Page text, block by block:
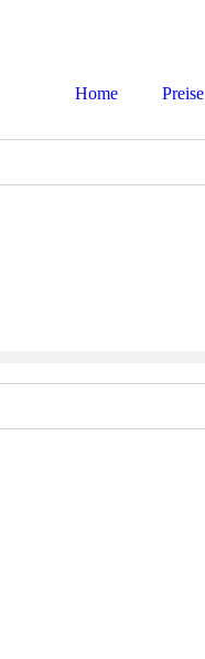
Home Preise